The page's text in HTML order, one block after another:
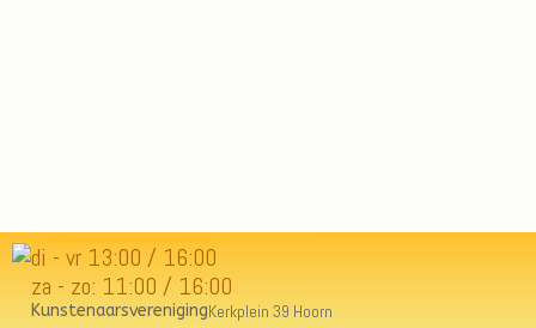
di - vr 13:00 / 16:00
za - zo: 11:00 / 16:00
KunstenaarsverenigingKerkplein 39 Hoorn